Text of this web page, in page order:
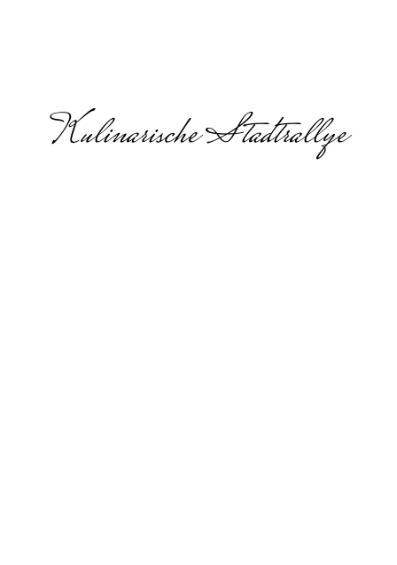
Kulinarische Stadtrallye